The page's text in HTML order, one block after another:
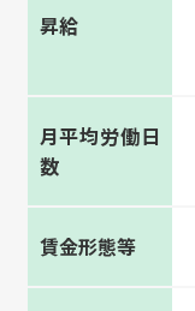
昇給
月平均労働日
数
賃金形態等